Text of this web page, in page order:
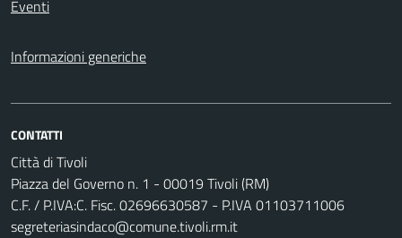
Eventi
Informazioni generiche
CONTATTI
Città di Tivoli
Piazza del Governo n. 1 - 00019 Tivoli (RM)
C.F. / P.IVA:C. Fisc. 02696630587 - P.IVA 01103711006
segreteriasindaco@comune.tivoli.rm.it